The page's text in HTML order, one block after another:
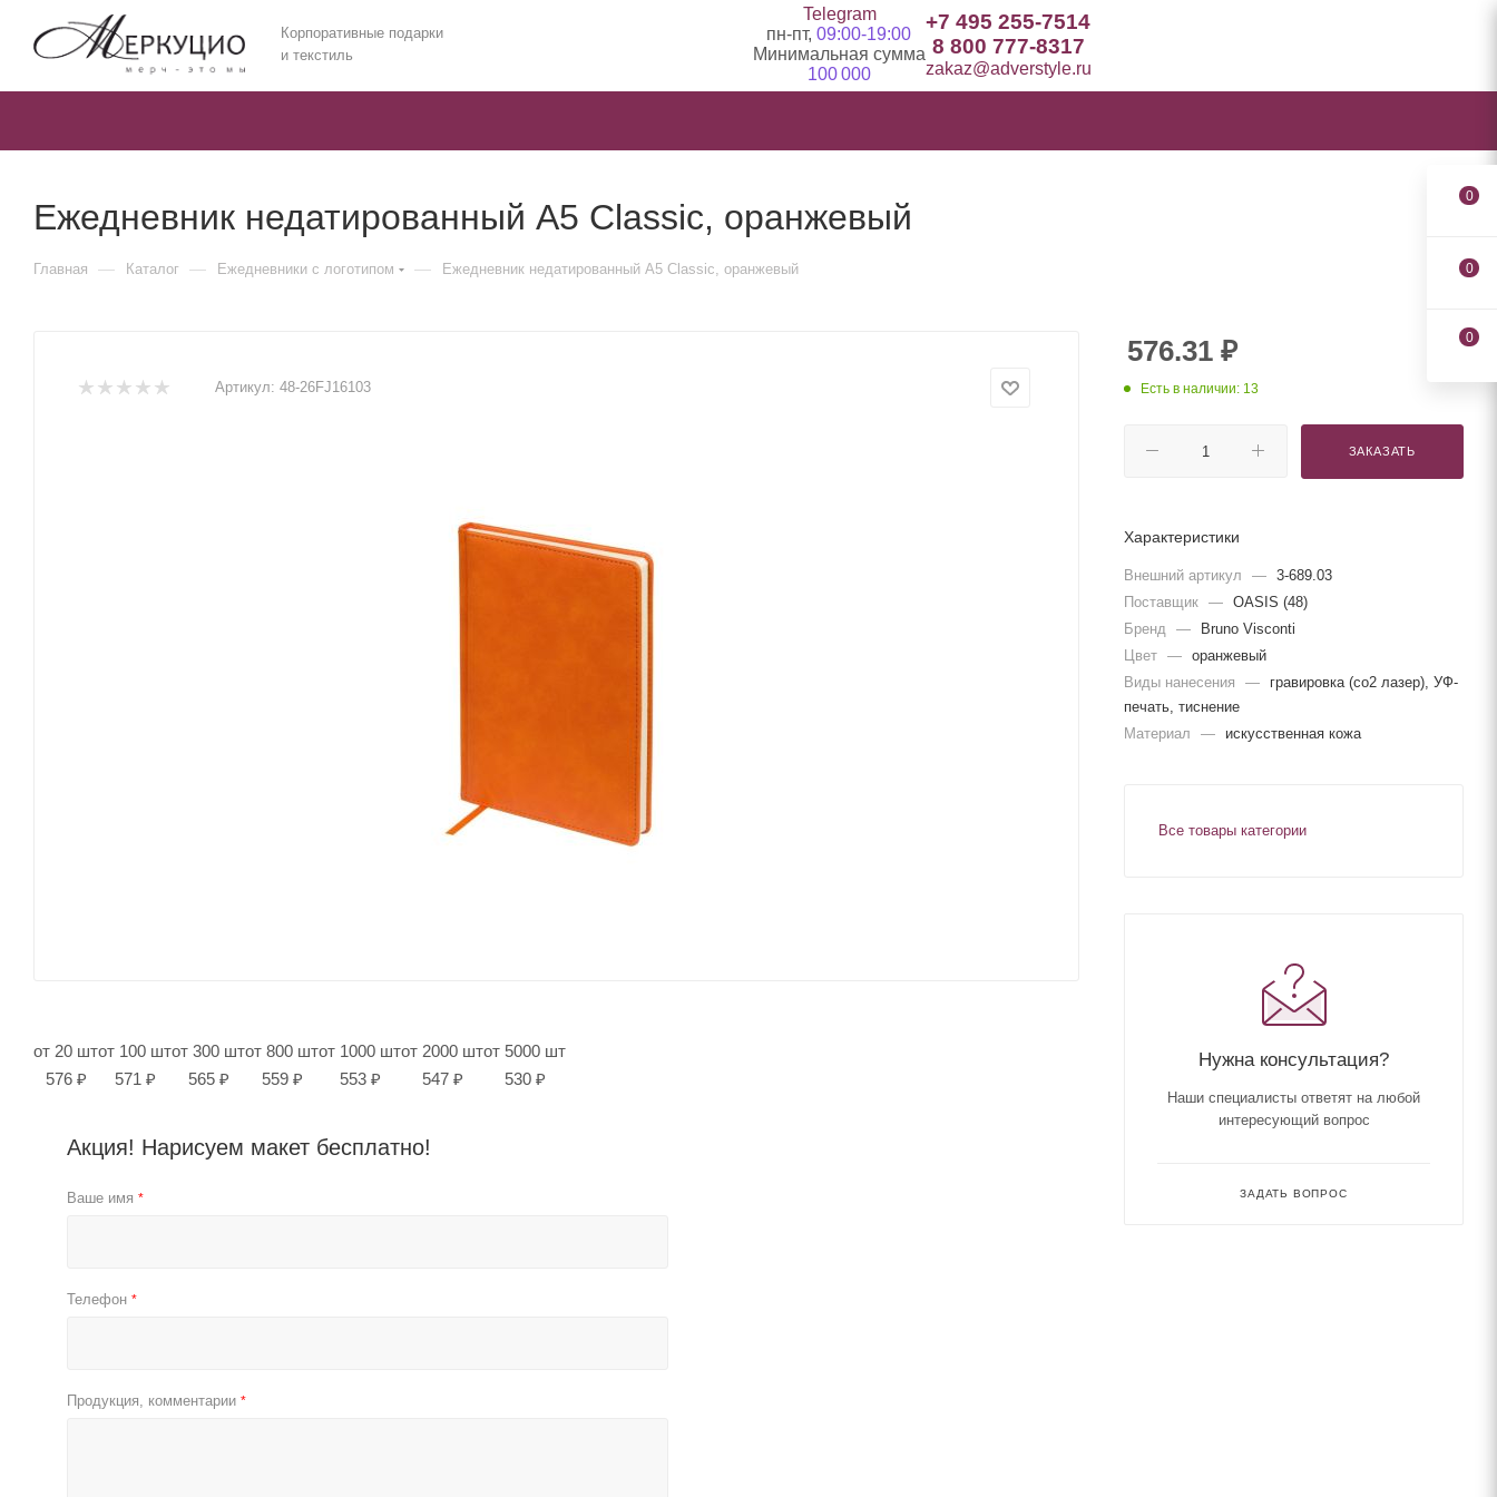
Корпоративные подарки
и текстиль
Telegram
пн-пт, 09:00-19:00
Минимальная сумма
100 000
+7 495 255-7514
8 800 777-8317
zakaz@adverstyle.ru
Ежедневник недатированный А5 Classic, оранжевый
Главная — Каталог — Ежедневники c логотипом — Ежедневник недатированный А5 Classic, оранжевый
Артикул: 48-26FJ16103
от 20 шт
576 ₽
от 100 шт
571 ₽
от 300 шт
565 ₽
от 800 шт
559 ₽
от 1000 шт
553 ₽
от 2000 шт
547 ₽
от 5000 шт
530 ₽
Акция! Нарисуем макет бесплатно!
Ваше имя *
Телефон *
Продукция, комментарии *
576.31 ₽
Есть в наличии: 13
ЗАКАЗАТЬ
Характеристики
Внешний артикул — 3-689.03
Поставщик — OASIS (48)
Бренд
—
Bruno Visconti
Цвет — оранжевый
Виды нанесения
—
гравировка (co2 лазер), УФ-
печать, тиснение
Материал
— искусственная кожа
Все товары категории
Нужна консультация?
Наши специалисты ответят на любой
интересующий вопрос
ЗАДАТЬ ВОПРОС
0
0
0